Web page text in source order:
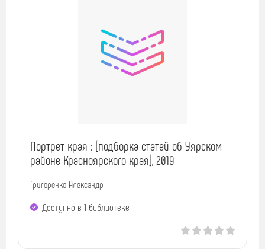
Портрет края : [подборка статей об Уярском
районе Красноярского края], 2019
Григоренко Александр
Доступно в 1 библиотекe